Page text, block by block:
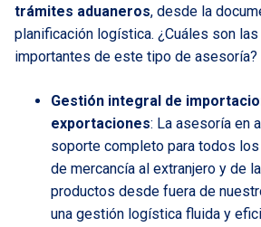
trámites aduaneros, desde la
planificación logística. ¿Cuáles son
importantes de este tipo de asesoría?
Gestión integral de
exportaciones: La asesoría en
soporte completo para todos
de mercancía al extranjero y de
productos desde fuera de
una gestión logística fluida y